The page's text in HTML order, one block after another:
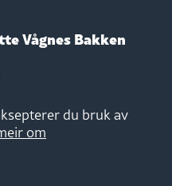
Vågnes Bakken
du bruk av
om